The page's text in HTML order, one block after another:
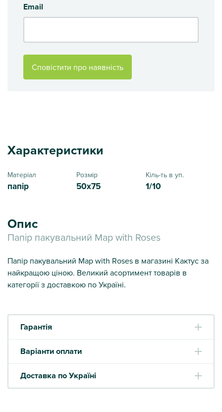
Email
Сповістити про наявність
Характеристики
Матеріал
папір
Розмір
50x75
Кіль-ть в уп.
1/10
Опис
Папір пакувальний Map with Roses
Папір пакувальний Map with Roses в магазині Кактус за
найкращою ціною. Великий асортимент товарів в
категорії з доставкою по Україні.
Гарантія
Варіанти оплати
Доставка по Україні